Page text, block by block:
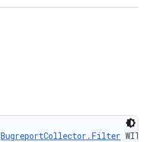
BugreportCollector.Filter